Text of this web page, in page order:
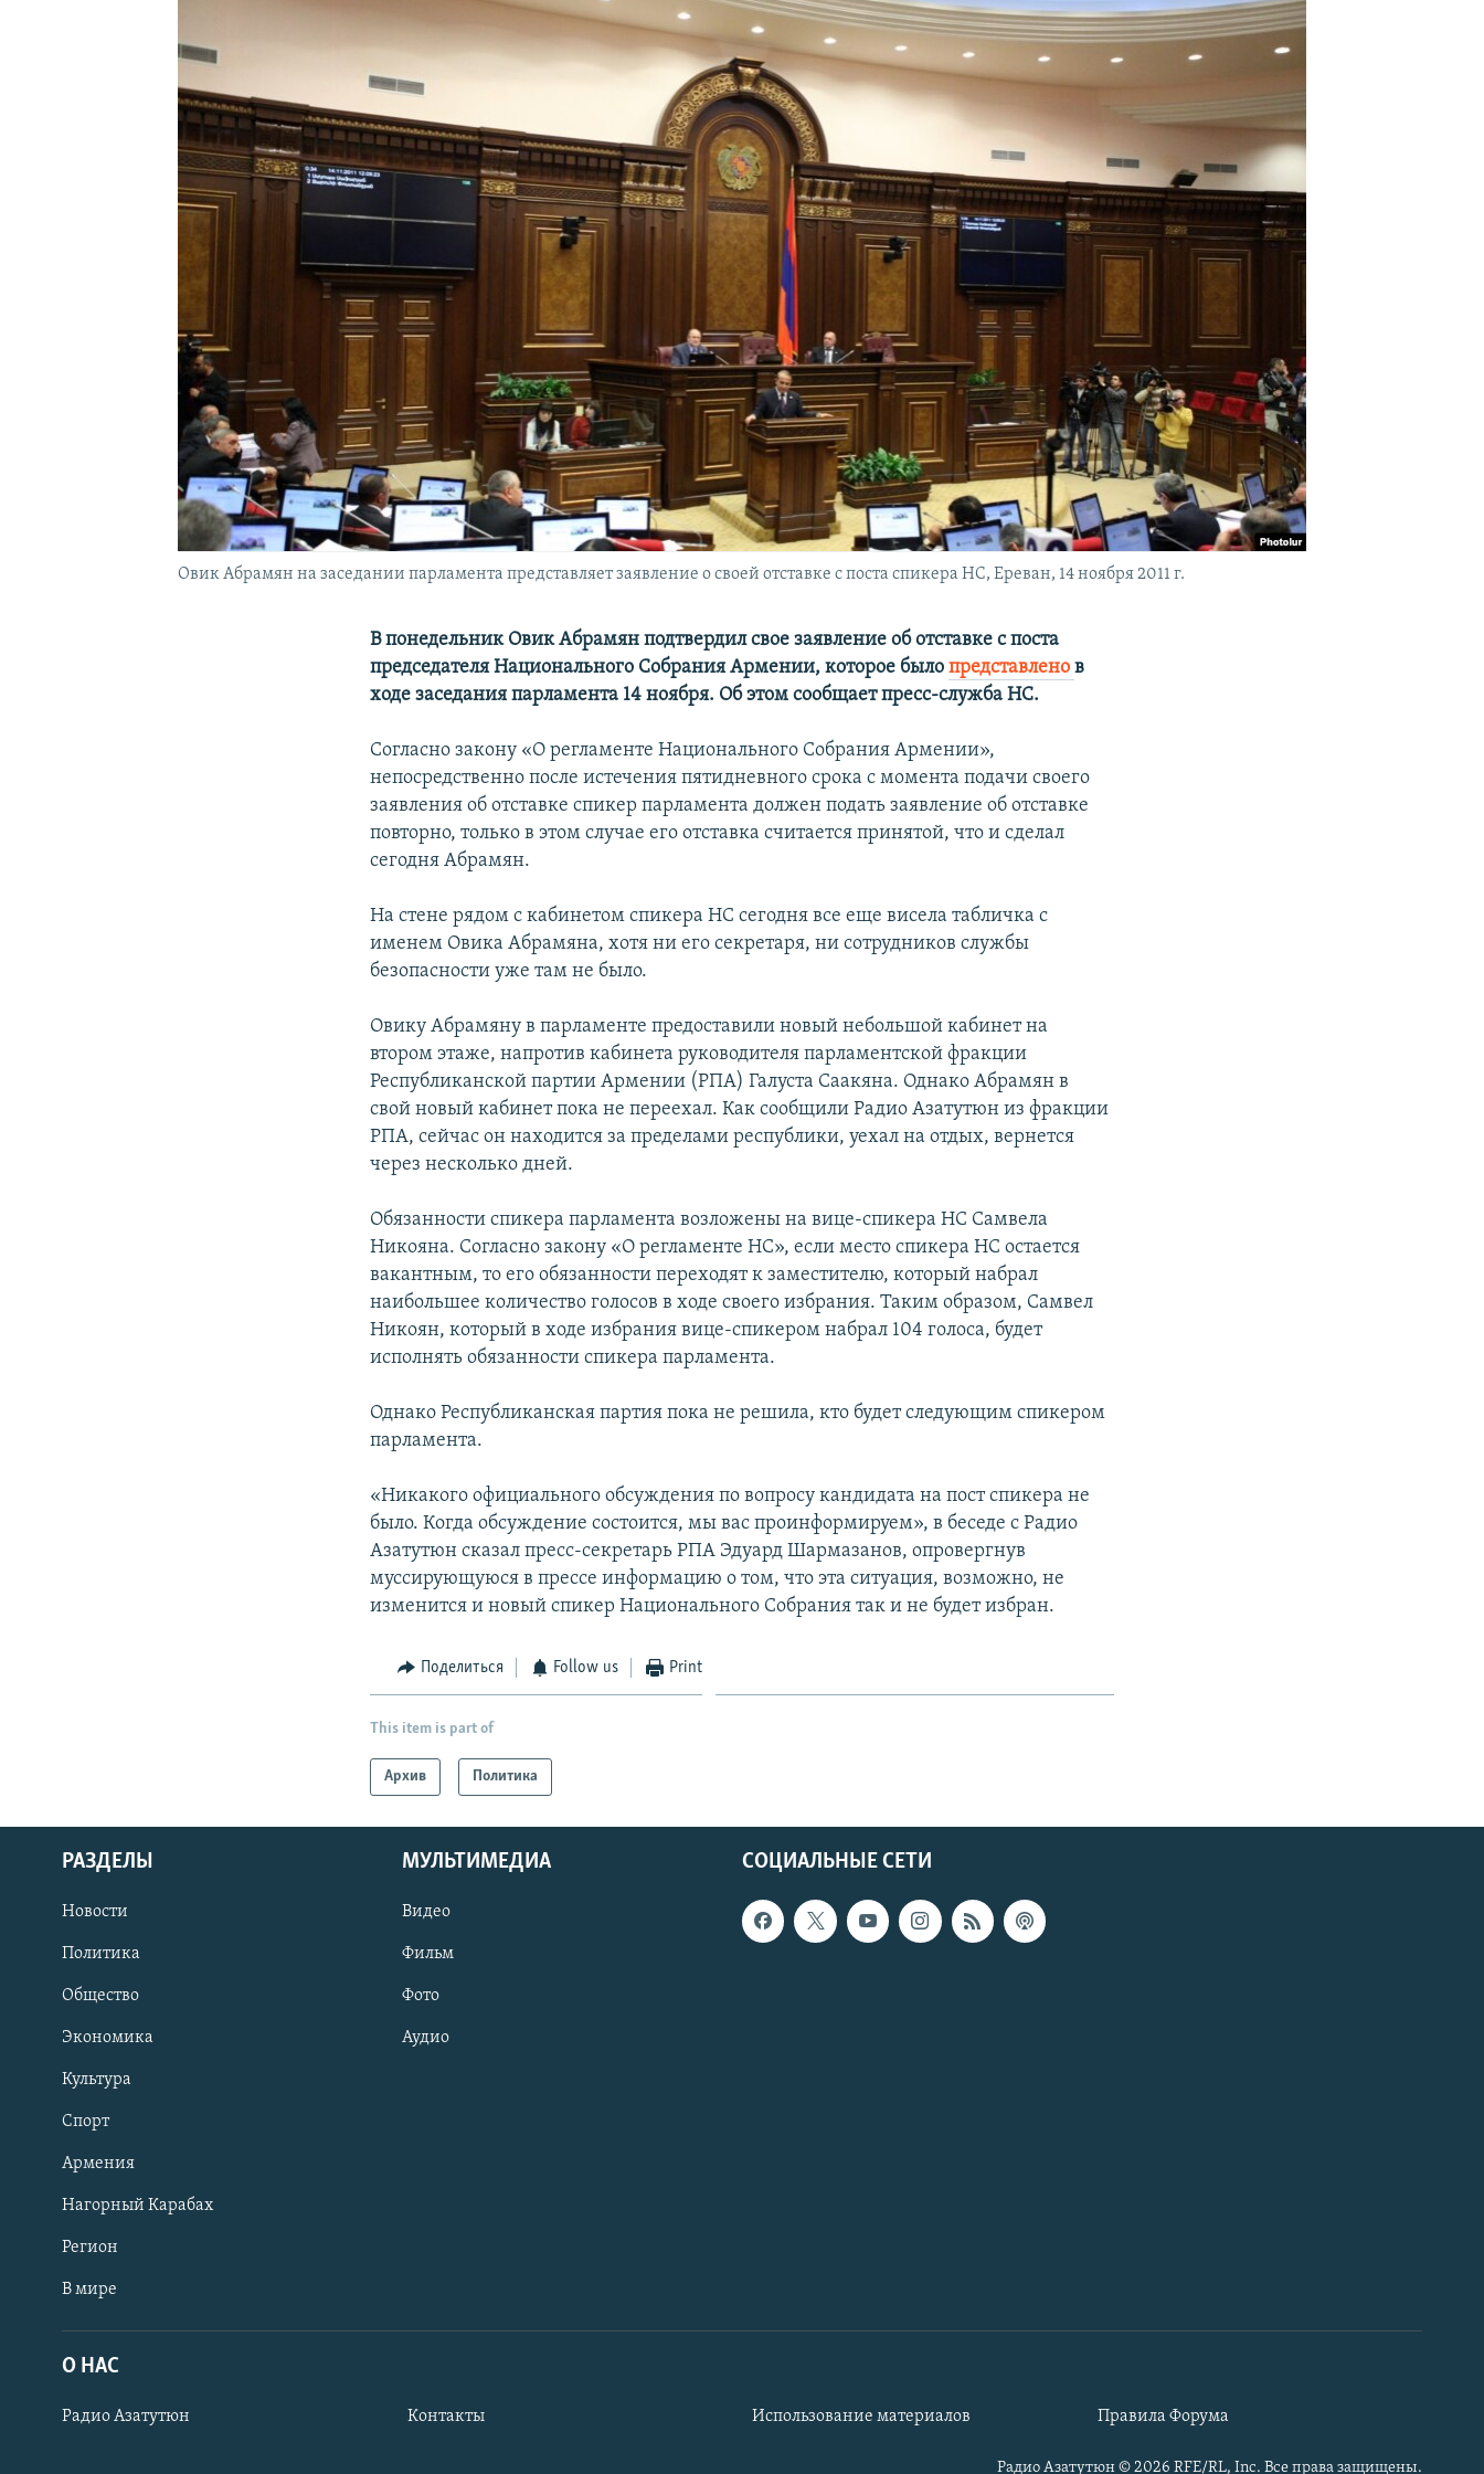
Овик Абрамян на заседании парламента представляет заявление о своей отставке с поста спикера НС, Ереван, 14 ноября 2011 г.
В понедельник Овик Абрамян подтвердил свое заявление об отставке с поста
председателя Национального Собрания Армении, которое былопредставленов
ходе заседания парламента 14 ноября. Об этом сообщает пресс-служба НС.
Согласно закону «О регламенте Национального Cобрания Армении»,
непосредственно после истечения пятидневного срока с момента подачи своего
заявления об отставке спикер парламента должен подать заявление об отставке
повторно, только в этом случае его отставка считается принятой, что и сделал
сегодня Абрамян.
На стене рядом с кабинетом спикера НС сегодня все еще висела табличка с
именем Овика Абрамяна, хотя ни его секретаря, ни сотрудников службы
безопасности уже там не было.
Овику Абрамяну в парламенте предоставили новый небольшой кабинет на
втором этаже, напротив кабинета руководителя парламентской фракции
Республиканской партии Армении (РПА) Галуста Саакяна. Однако Абрамян в
свой новый кабинет пока не переехал. Как сообщили Радио Азатутюн из фракции
РПА, сейчас он находится за пределами республики, уехал на отдых, вернется
через несколько дней.
Обязанности спикера парламента возложены на вице-спикера НС Самвела
Никояна. Согласно закону «О регламенте НС», если место спикера НС остается
вакантным, то его обязанности переходят к заместителю, который набрал
наибольшее количество голосов в ходе своего избрания. Таким образом, Самвел
Никоян, который в ходе избрания вице-спикером набрал 104 голоса, будет
исполнять обязанности спикера парламента.
Однако Республиканская партия пока не решила, кто будет следующим спикером
парламента.
«Никакого официального обсуждения по вопросу кандидата на пост спикера не
было. Когда обсуждение состоится, мы вас проинформируем», в беседе с Радио
Азатутюн сказал пресс-секретарь РПА Эдуард Шармазанов, опровергнув
муссирующуюся в прессе информацию о том, что эта ситуация, возможно, не
изменится и новый спикер Национального Собрания так и не будет избран.
Поделиться Follow us Print
This item is part of
Архив Политика
СОЦИАЛЬНЫЕ СЕТИ
РАЗДЕЛЫ
Новости
Политика
Общество
Экономика
Культура
Спорт
Армения
Нагорный Карабах
Регион
В мире
МУЛЬТИМЕДИА
Видео
Фильм
Фото
Аудио
О НАС
Радио Азатутюн Контакты Использование материалов Правила Форума
Радио Азатутюн © 2026 RFE/RL, Inc. Все права защищены.